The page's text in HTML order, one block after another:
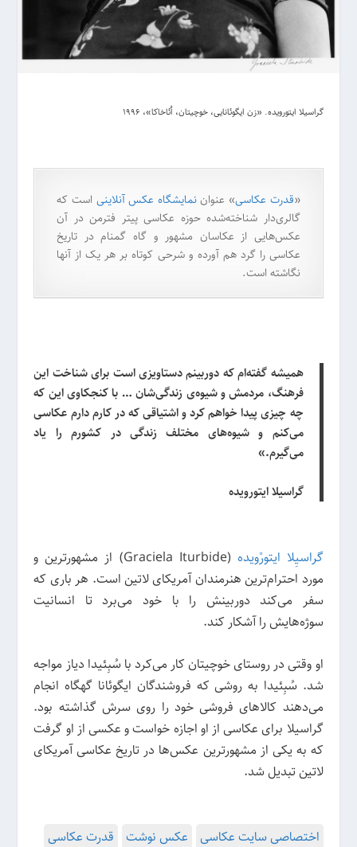
گراسیلا ایتورویده. «زن ایگوئانایی، خوچیتان، اُئاخاکا»، 1996
«قدرت عکاسی» عنواننمایشگاه عکس آنلاینی است که
گالری‌دار شناخته‌شده حوزه عکاسی پیتر فترمن در آن
عکس‌هایی از عکاسان مشهور و گاه گمنام در تاریخ
عکاسی را گرد هم آورده و شرحی کوتاه بر هر یک از آنها
نگاشته است.
همیشه گفته‌ام که دوربینم دستاویزی است برای شناخت این
فرهنگ، مردمش و شیوه‌ی زندگی‌شان … با کنجکاوی این که
چه چیزی پیدا خواهم کرد و اشتیاقی که در کارم دارم عکاسی
می‌کنم و شیوه‌های مختلف زندگی در کشورم را یاد
می‌گیرم.»
گراسیلا ایتورویده
گراسیِلا ایتورْویده
(Graciela Iturbide) از مشهورترین و
مورد احترام‌ترین هنرمندان آمریکای لاتین است. هر باری که
سفر می‌کند دوربینش را با خود می‌برد تا انسانیت
سوژه‌هایش را آشکار کند.
او وقتی در روستای خوچیتان کار می‌کرد با سُبِئیدا دیاز مواجه
شد. سُبِئیدا به روشی که فروشندگان ایگوئانا گهگاه انجام
می‌دهند کالاهای فروشی خود را روی سرش گذاشته بود.
گراسیلا برای عکاسی از او اجازه خواست و عکسی از او گرفت
که به یکی از مشهورترین عکس‌ها در تاریخ عکاسی آمریکای
لاتین تبدیل شد.
اختصاصی سایت عکاسی عکس نوشت قدرت عکاسی